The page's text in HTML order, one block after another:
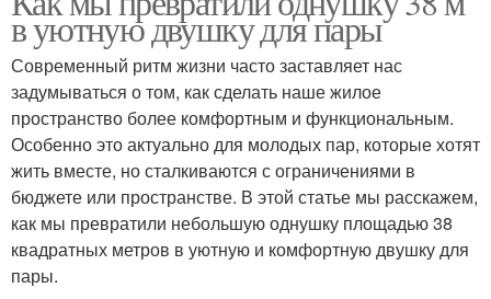
в уютную двушку для пары
Современный ритм жизни часто заставляет нас
задумываться о том, как сделать наше жилое
пространство более комфортным и функциональным.
Особенно это актуально для молодых пар, которые хотят
жить вместе, но сталкиваются с ограничениями в
бюджете или пространстве. В этой статье мы расскажем,
как мы превратили небольшую однушку площадью 38
квадратных метров в уютную и комфортную двушку для
пары.